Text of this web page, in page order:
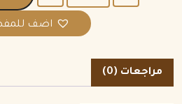
اضف
مراجعات (0)